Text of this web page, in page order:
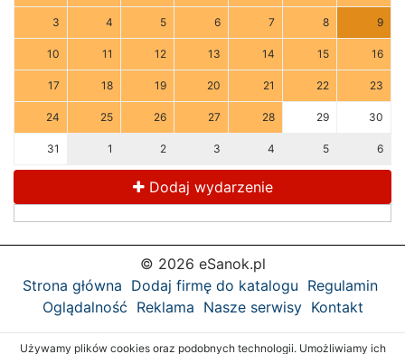
3 4 5 6 7 8 9
10 11 12 13 14 15 16
17 18 19 20 21 22 23
24 25 26 27 28 29 30
31 1 2 3 4 5 6
Dodaj wydarzenie
© 2026 eSanok.pl
Strona główna Dodaj firmę do katalogu Regulamin
Oglądalność Reklama Nasze serwisy Kontakt
Używamy plików cookies oraz podobnych technologii. Umożliwiamy ich